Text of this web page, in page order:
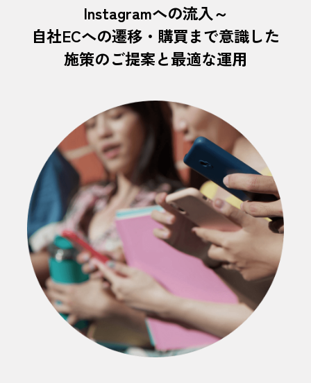
Instagramへの流入～
自社ECへの遷移・購買まで意識した
施策のご提案と最適な運用